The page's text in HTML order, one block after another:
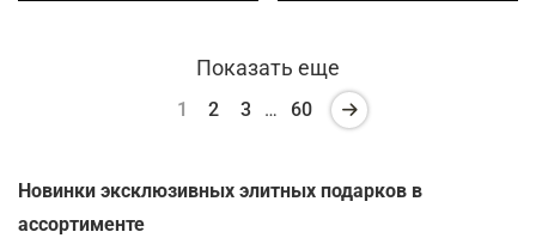
Показать еще
1 2 3 … 60
Новинки эксклюзивных элитных подарков в
ассортименте